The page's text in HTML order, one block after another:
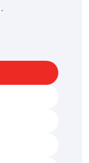
-